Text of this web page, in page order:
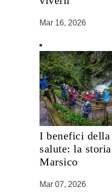
Mar 16, 2026
I benefici della
salute: la
Marsico
Mar 07, 2026